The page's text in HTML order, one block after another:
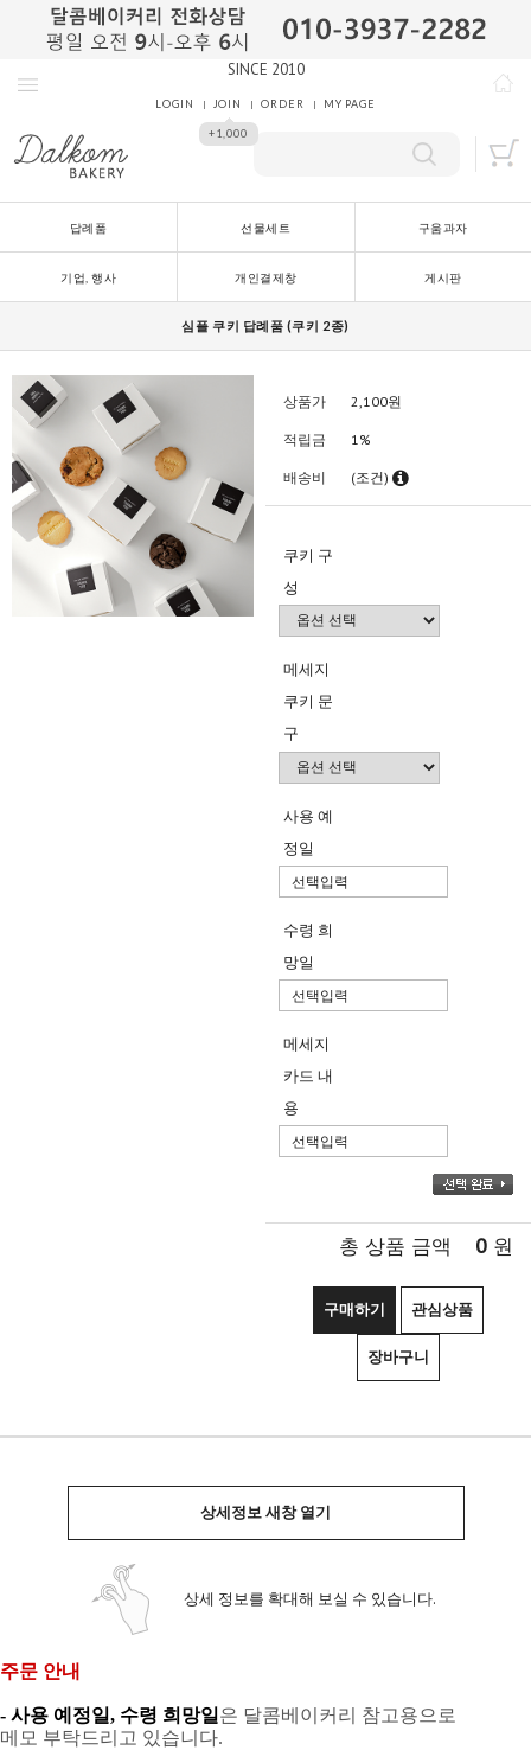
SINCE 2010
LOGIN JOIN
+1,000
ORDER MY PAGE
답례품 선물세트 구움과자
기업, 행사 개인결제창 게시판
심플 쿠키 답례품 (쿠키 2종)
상품가 2,100원
적립금 1%
배송비 (조건)
쿠키 구
성
메세지
쿠키 문
구
사용 예
정일
수령 희
망일
메세지
카드 내
용
총 상품 금액 0 원
구매하기 관심상품
장바구니
상세정보 새창 열기
상세 정보를 확대해 보실 수 있습니다.
주문 안내
- 사용 예정일, 수령 희망일 은 달콤베이커리 참고용으로
메모 부탁드리고 있습니다.